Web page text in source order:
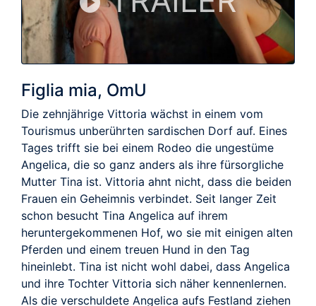
Figlia mia, OmU
Die zehnjährige Vittoria wächst in einem vom
Tourismus unberührten sardischen Dorf auf. Eines
Tages trifft sie bei einem Rodeo die ungestüme
Angelica, die so ganz anders als ihre fürsorgliche
Mutter Tina ist. Vittoria ahnt nicht, dass die beiden
Frauen ein Geheimnis verbindet. Seit langer Zeit
schon besucht Tina Angelica auf ihrem
heruntergekommenen Hof, wo sie mit einigen alten
Pferden und einem treuen Hund in den Tag
hineinlebt. Tina ist nicht wohl dabei, dass Angelica
und ihre Tochter Vittoria sich näher kennenlernen.
Als die verschuldete Angelica aufs Festland ziehen